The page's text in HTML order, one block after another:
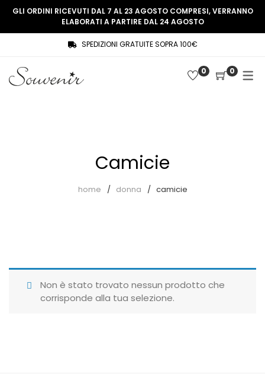
SHOP
Souvenir Privée
Giubbotti
COLLEZIONE
THREE WOMEN, ONE MEMORY
GLI ORDINI RICEVUTI DAL 7 AL 23 AGOSTO COMPRESI, VERRANNO
ELABORATI A PARTIRE DAL 24 AGOSTO
SPEDIZIONI GRATUITE SOPRA 100€
0 0
Camicie
home donna camicie
Non è stato trovato nessun prodotto che
corrisponde alla tua selezione.